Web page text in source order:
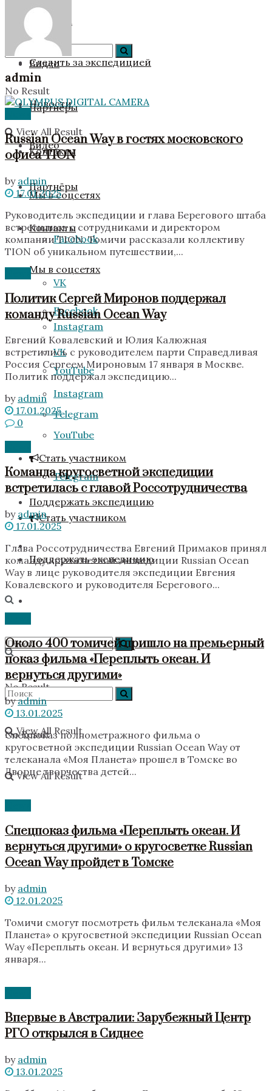
Новости
Видео
Партнёры
Контакты
Мы в соцсетях
Facebook
VK
Instagram
YouTube
Telegram
Стать участником
Поддержать экспедицию
No Result
View All Result
Команда
Следить за экспедицией
Новости
Видео
Партнёры
Контакты
Мы в соцсетях
Facebook
VK
Instagram
YouTube
Telegram
Стать участником
Поддержать экспедицию
No Result
View All Result
No Result
View All Result
admin
Russian Ocean Way в гостях московского
офиса TION
by admin
17.01.2025
Руководитель экспедиции и глава Берегового штаба
встретились с сотрудниками и директором
компании TION. Томичи рассказали коллективу
TION об уникальном путешествии,...
Политик Сергей Миронов поддержал
команду Russian Ocean Way
Евгений Ковалевский и Юлия Калюжная
встретились с руководителем парти Справедливая
Россия Сергеем Мироновым 17 января в Москве.
Политик поддержал экспедицию...
by admin
17.01.2025
0
Команда кругосветной экспедиции
встретилась с главой Россотрудничества
by admin
17.01.2025
Глава Россотрудничества Евгений Примаков принял
команду кругосветной экспедиции Russian Ocean
Way в лице руководителя экспедиции Евгения
Ковалевского и руководителя Берегового...
Около 400 томичей пришло на премьерный
показ фильма «Переплыть океан. И
вернуться другими»
by admin
13.01.2025
Спецпоказ полнометражного фильма о
кругосветной экспедиции Russian Ocean Way от
телеканала «Моя Планета» прошел в Томске во
Дворце творчества детей...
Спецпоказ фильма «‎Переплыть океан. И
вернуться другими» о кругосветке Russian
Ocean Way пройдет в Томске
by admin
12.01.2025
Томичи смогут посмотреть фильм телеканала «‎Моя
Планета» о кругосветной экспедиции Russian Ocean
Way «‎Переплыть океан. И вернуться другими» 13
января...
Впервые в Австралии: Зарубежный Центр
РГО открылся в Сиднее
by admin
13.01.2025